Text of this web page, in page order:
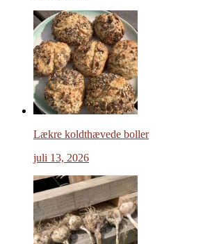
Lækre koldthævede boller
juli 13, 2026